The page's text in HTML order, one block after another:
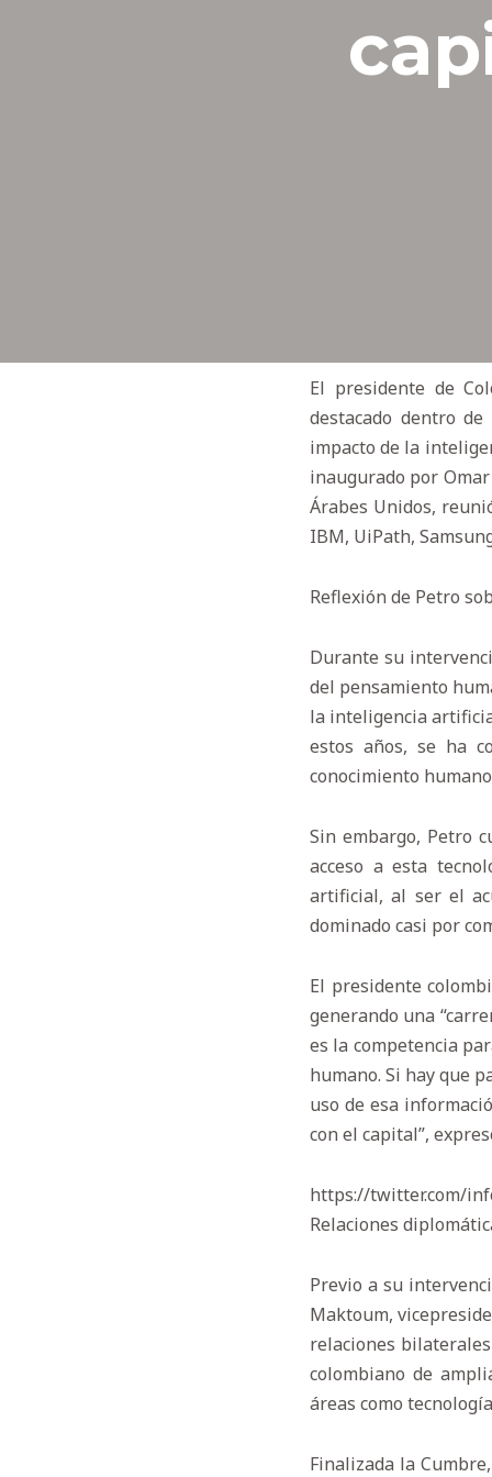
El presidente de
destacado dentro
impacto de la
inaugurado por
Árabes Unidos,
IBM, UiPath,
Reflexión de Petro
Durante su
del pensamiento
la inteligencia
estos años, se ha
conocimiento
Sin embargo, Petro
acceso a esta
artificial, al ser el
dominado casi por
El presidente
generando una
es la competencia
humano. Si hay que
uso de esa
con el capital”,
https://twitter.com/
Relaciones
Previo a su
Maktoum,
relaciones
colombiano de
áreas como
Finalizada la